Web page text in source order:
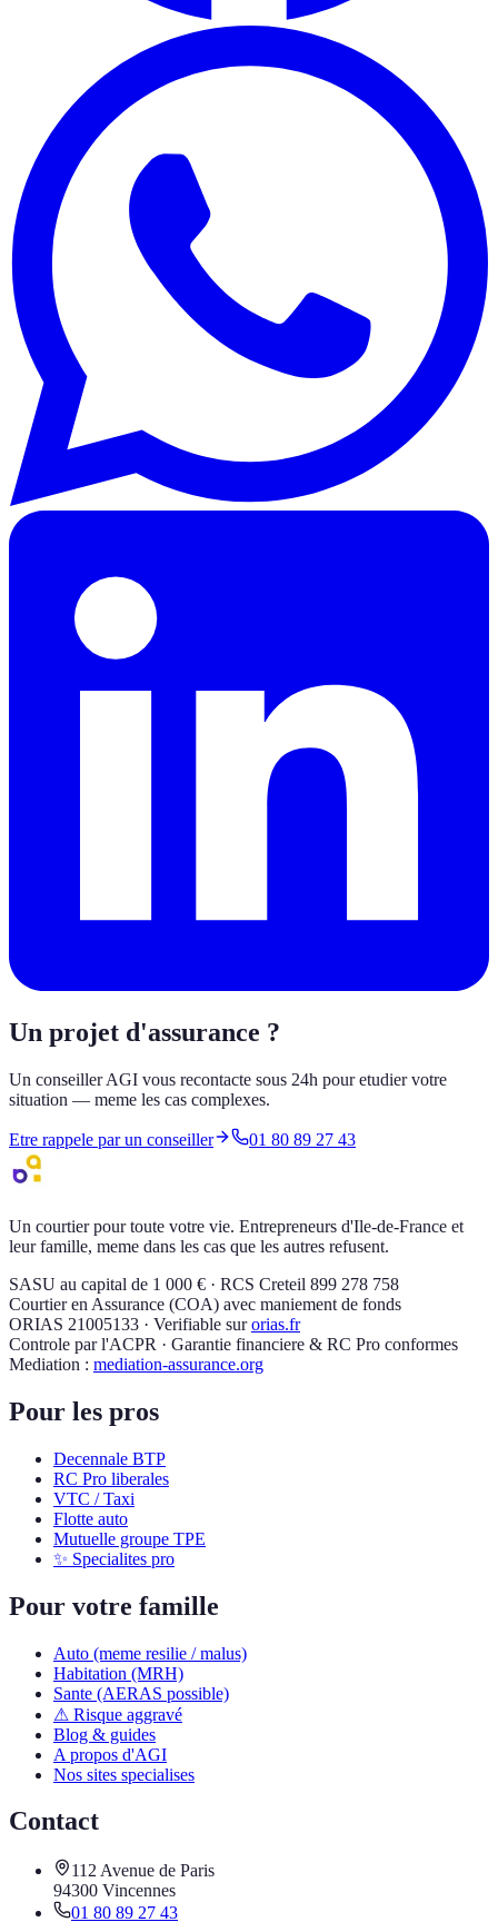
Un projet d'assurance ?
Un conseiller AGI vous recontacte sous 24h pour etudier votre
situation — meme les cas complexes.
Etre rappele par un conseiller 01 80 89 27 43
Un courtier pour toute votre vie. Entrepreneurs d'Ile-de-France et
leur famille, meme dans les cas que les autres refusent.
SASU au capital de 1 000 € · RCS Creteil 899 278 758
Courtier en Assurance (COA) avec maniement de fonds
ORIAS 21005133 · Verifiable sur orias.fr
Controle par l'ACPR · Garantie financiere & RC Pro conformes
Mediation : mediation-assurance.org
Pour les pros
Decennale BTP
RC Pro liberales
VTC / Taxi
Flotte auto
Mutuelle groupe TPE
✨ Specialites pro
Pour votre famille
Auto (meme resilie / malus)
Habitation (MRH)
Sante (AERAS possible)
⚠ Risque aggravé
Blog & guides
A propos d'AGI
Nos sites specialises
Contact
112 Avenue de Paris
94300 Vincennes
01 80 89 27 43